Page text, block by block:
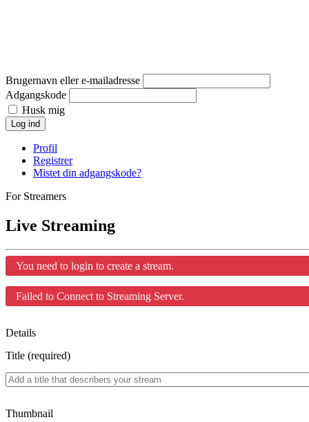
Brugernavn eller e-mailadresse
Adgangskode
Husk mig
Log ind
Profil
Registrer
Mistet din adgangskode?
For Streamers
Live Streaming
You need to login to create a stream.
Failed to Connect to Streaming Server.
Details
Title (required)
Thumbnail